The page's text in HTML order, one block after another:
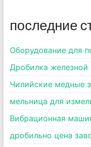
последние
Оборудование для
Дробилка
Чилийские медные
мельница для
Вибрационная
дробильно цена